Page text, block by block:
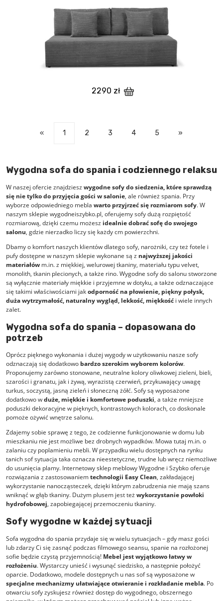
2290 zł
« 1 2 3 4 5 »
Wygodna sofa do spania i codziennego relaksu
W naszej ofercie znajdziesz wygodne sofy do siedzenia, które sprawdzą
się nie tylko do przyjęcia gości w salonie, ale również spania. Przy
wyborze odpowiedniego mebla warto przyjrzeć się rozmiarom sofy. W
naszym sklepie wygodneiszybko.pl, oferujemy sofy dużą rozpiętość
rozmiarową, dzięki czemu możesz idealnie dobrać sofę do swojego
salonu, gdzie nierzadko liczy się każdy cm powierzchni.
Dbamy o komfort naszych klientów dlatego sofy, narożniki, czy też fotele i
pufy dostępne w naszym sklepie wykonane są z najwyższej jakości
materiałów m.in. z miękkiej, welurowej tkaniny, materiału typu velvet,
monolith, tkanin plecionych, a także rino. Wygodne sofy do salonu stworzone
są wyłącznie materiały miękkie i przyjemne w dotyku, a także odznaczające
się takimi właściwościami jakodporność na płowienie, piękny połysk,
duża wytrzymałość, naturalny wygląd, lekkość, miękkość i wiele innych
zalet.
Wygodna sofa do spania – dopasowana do
potrzeb
Oprócz pięknego wykonania i dużej wygody w użytkowaniu nasze sofy
odznaczają się dodatkowo bardzo szerokim wyborem kolorów.
Proponujemy zarówno stonowane, neutralne kolory oliwkowej zieleni, bieli,
szarości i granatu, jak i żywą, wyrazistą czerwień, przykuwający uwagę
turkus, soczystą, jasną zieleń i słoneczną żółć. Sofy są wyposażone
dodatkowo wduże, miękkie i komfortowe poduszki, a także mniejsze
poduszki dekoracyjne w pięknych, kontrastowych kolorach, co doskonale
pomoże ożywić wnętrze salonu.
Zdajemy sobie sprawę z tego, że codzienne funkcjonowanie w domu lub
mieszkaniu nie jest możliwe bez drobnych wypadków. Mowa tutaj m.in. o
zalaniu czy poplamieniu mebli. W przypadku wielu dostępnych na rynku
tanich sof sytuacja taka oznacza nieestetyczne, trudne lub wręcz niemożliwe
do usunięcia plamy. Internetowy sklep meblowyWygodne i Szybko oferuje
rozwiązania z zastosowaniemtechnologii Easy Clean, zakładającej
wykorzystanie nanocząsteczek, dzięki którym zabrudzenia nie mają szans
wniknąć w głąb tkaniny. Dużym plusem jest też wykorzystanie powłoki
hydrofobowej, zapobiegającej przemoczeniu tkaniny.
Sofy wygodne w każdej sytuacji
Sofa wygodna do spania przydaje się w wielu sytuacjach – gdy masz gości
lub zdarzy Ci się zasnąć podczas filmowego seansu, spanie na rozłożonej
sofie będzie czystą przyjemnością! Mebel jest wyjątkowo łatwy w
rozłożeniu. Wystarczy unieść i wysunąć siedzisko, a następnie położyć
oparcie. Dodatkowo, modele dostępnych u nas sof są wyposażone w
specjalne mechanizmy ułatwiające otwieranie i rozkładanie mebla. Po
otwarciu sofy zyskujesz również dostęp do wygodnego, obszernego